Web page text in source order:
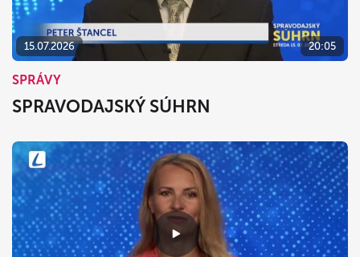
15.07.2026 20:05
SPRÁVY
SPRAVODAJSKÝ SÚHRN